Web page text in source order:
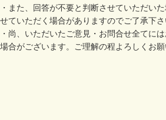
・また、回答が不要と判断させていただい
せていただく場合がありますのでご了承下さ
・尚、いただいたご意見・お問合せ全てに
場合がございます。ご理解の程よろしくお願